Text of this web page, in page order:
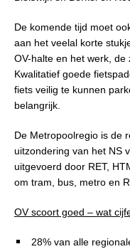
De komende tijd moet
aan het veelal korte
OV-halte en het werk, de
Kwalitatief goede
fiets veilig te kunnen
belangrijk.
De Metropoolregio is de
uitzondering van het NS
uitgevoerd door RET,
om tram, bus, metro en
OV scoort goed – wat
28% van alle